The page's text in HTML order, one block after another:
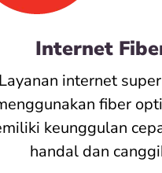
Internet
Layanan internet
fiber
keunggulan
handal dan